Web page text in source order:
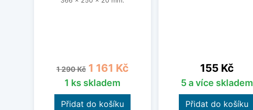
Běžná cena
1 290 Kč Cena
1 161 Kč
1 ks skladem
Přidat do košíku
Cena
155 Kč
5 a více skladem
Přidat do košíku